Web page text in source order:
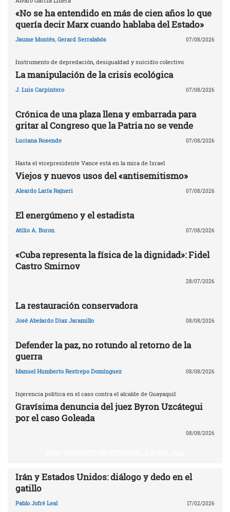
«No se ha entendido en más de cien años lo que
quería decir Marx cuando hablaba del Estado»
Jaume Montés, Gerard Serralabós 07/08/2026
Instrumento de depredación, desigualdad y suicidio colectivo
La manipulación de la crisis ecológica
J. Luis Carpintero 07/08/2026
Crónica de una plaza llena y embarrada para
gritar al Congreso que la Patria no se vende
Luciana Rosende 07/08/2026
Hasta el vicepresidente Vance está en la mira de Israel
Viejos y nuevos usos del «antisemitismo»
Aleardo Laría Rajneri 07/08/2026
El energúmeno y el estadista
Atilio A. Boron 07/08/2026
«Cuba representa la física de la dignidad»: Fidel
Castro Smirnov
28/07/2026
La restauración conservadora
José Abelardo Diaz Jaramillo 08/08/2026
Defender la paz, no rotundo al retorno de la
guerra
Manuel Humberto Restrepo Domínguez 08/08/2026
Injerencia política en el caso contra el alcalde de Guayaquil
Gravísima denuncia del juez Byron Uzcátegui
por el caso Goleada
08/08/2026
Irán y Estados Unidos: diálogo y dedo en el
gatillo
Pablo Jofré Leal 17/02/2026